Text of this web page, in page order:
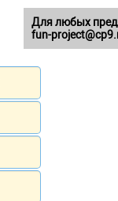
Для любых
fun-